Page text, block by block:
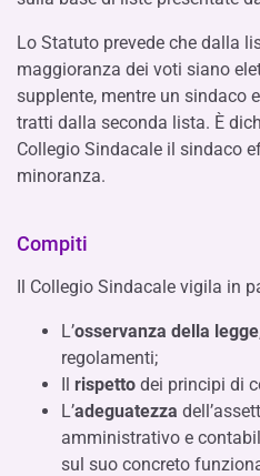
Lo Statuto prevede che dalla
maggioranza dei voti siano
supplente, mentre un sindaco
tratti dalla seconda lista. È
Collegio Sindacale il sindaco
minoranza.
Compiti
Il Collegio Sindacale vigila in
L’osservanza della legge
regolamenti;
Il rispetto dei principi di
L’adeguatezza
amministrativo e
sul suo concreto